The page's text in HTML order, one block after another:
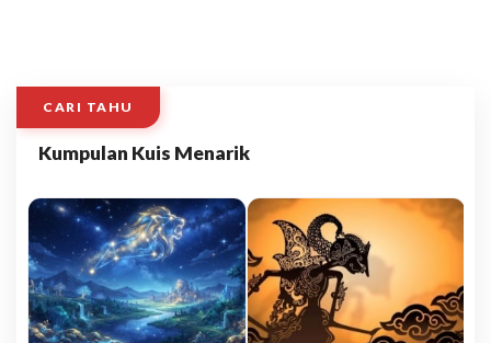
CARI TAHU
Kumpulan Kuis Menarik